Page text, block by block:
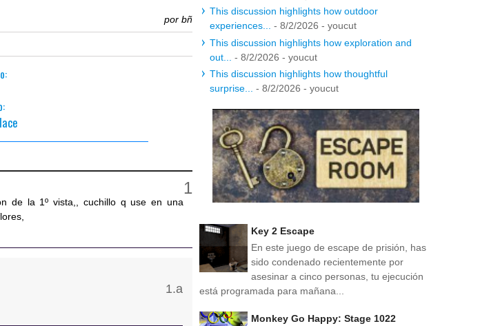
por bñ
de la 1º vista,, cuchillo q use en una
This discussion highlights how outdoor
experiences...
- 8/2/2026 - youcut
This discussion highlights how exploration and
out...
- 8/2/2026 - youcut
This discussion highlights how thoughtful
surprise...
- 8/2/2026 - youcut
Key 2 Escape
En este juego de escape de prisión, has
sido condenado recientemente por
asesinar a cinco personas, tu ejecución
está programada para mañana...
Monkey Go Happy: Stage 1022